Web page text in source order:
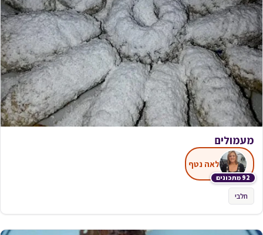
מעמולים
92 מתכונים
לאה נטף
חלבי